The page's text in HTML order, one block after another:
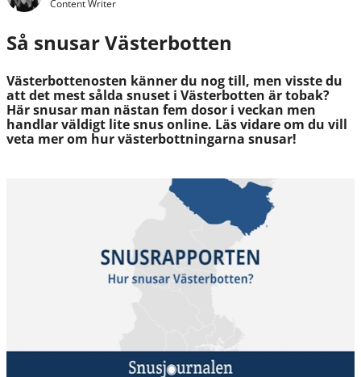
Content Writer
Så snusar Västerbotten
Västerbottenosten känner du nog till, men visste du
att det mest sålda snuset i Västerbotten är tobak?
Här snusar man nästan fem dosor i veckan men
handlar väldigt lite snus online. Läs vidare om du vill
veta mer om hur västerbottningarna snusar!